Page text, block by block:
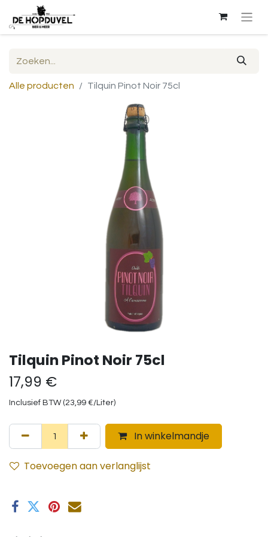
Alle producten Tilquin Pinot Noir 75cl
Tilquin Pinot Noir 75cl
17,99 €
Inclusief BTW (23,99 €/Liter)
In winkelmandje
Toevoegen aan verlanglijst